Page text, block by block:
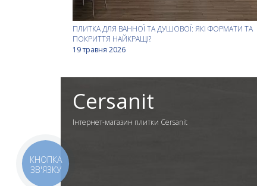
ПЛИТКА ДЛЯ ВАННОЇ ТА ДУШОВОЇ: ЯКІ ФОРМАТИ ТА
ПОКРИТТЯ НАЙКРАЩІ?
19 травня 2026
Cersanit
Інтернет-магазин плитки Cersanit
КНОПКА
ЗВ'ЯЗКУ